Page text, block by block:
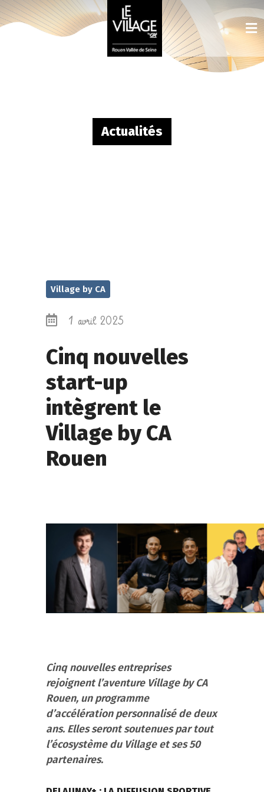
Actualités
Village by CA
1 avril 2025
Cinq nouvelles
start-up
intègrent le
Village by CA
Rouen
Cinq nouvelles entreprises
rejoignent l’aventure Village by CA
Rouen, un programme
d’accélération personnalisé de deux
ans. Elles seront soutenues par tout
l’écosystème du Village et ses 50
partenaires.